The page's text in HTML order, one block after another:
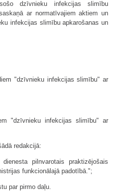
dzīvnieku infekcijas slimību
ar normatīvajiem aktiem un
infekcijas slimību apkarošanas un
"dzīvnieku infekcijas slimību" ar
"dzīvnieku infekcijas slimību" ar
redakcijā:
pilnvarotais praktizējošais
funkcionālajā padotībā.";
par pirmo daļu.